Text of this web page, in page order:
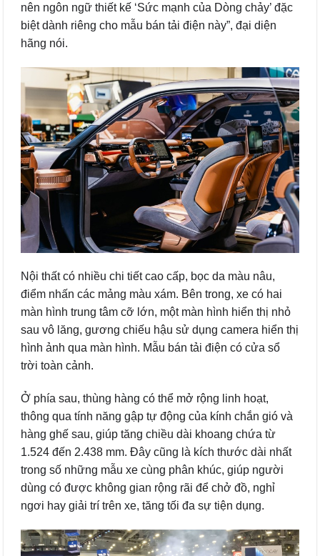
nên ngôn ngữ thiết kế ‘Sức mạnh của Dòng chảy’ đặc
biệt dành riêng cho mẫu bán tải điện này”, đại diện
hãng nói.
Nội thất có nhiều chi tiết cao cấp, bọc da màu nâu,
điểm nhấn các mảng màu xám. Bên trong, xe có hai
màn hình trung tâm cỡ lớn, một màn hình hiển thị nhỏ
sau vô lăng, gương chiếu hậu sử dụng camera hiển thị
hình ảnh qua màn hình. Mẫu bán tải điện có cửa sổ
trời toàn cảnh.
Ở phía sau, thùng hàng có thể mở rộng linh hoạt,
thông qua tính năng gập tự động của kính chắn gió và
hàng ghế sau, giúp tăng chiều dài khoang chứa từ
1.524 đến 2.438 mm. Đây cũng là kích thước dài nhất
trong số những mẫu xe cùng phân khúc, giúp người
dùng có được không gian rộng rãi để chở đồ, nghỉ
ngơi hay giải trí trên xe, tăng tối đa sự tiện dụng.